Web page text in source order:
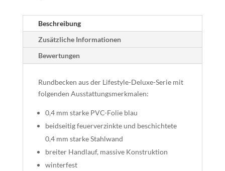
Beschreibung
Zusätzliche Informationen
Bewertungen
Rundbecken aus der Lifestyle-Deluxe-Serie mit
folgenden Ausstattungsmerkmalen:
0,4 mm starke PVC-Folie blau
beidseitig feuerverzinkte und beschichtete
0,4 mm starke Stahlwand
breiter Handlauf, massive Konstruktion
winterfest